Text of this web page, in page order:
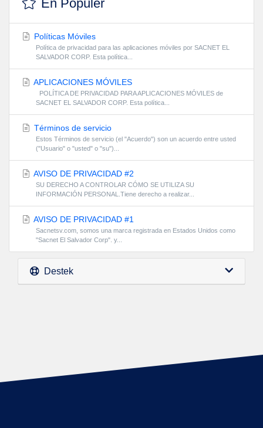
En Popüler
Políticas Móviles
Política de privacidad para las aplicaciones móviles por SACNET EL
SALVADOR CORP. Esta política...
APLICACIONES MÓVILES
POLÍTICA DE PRIVACIDAD PARA APLICACIONES MÓVILES de
SACNET EL SALVADOR CORP. Esta política...
Términos de servicio
Estos Términos de servicio (el "Acuerdo") son un acuerdo entre usted
("Usuario" o "usted" o "su")...
AVISO DE PRIVACIDAD #2
SU DERECHO A CONTROLAR CÓMO SE UTILIZA SU
INFORMACIÓN PERSONAL.Tiene derecho a realizar...
AVISO DE PRIVACIDAD #1
Sacnetsv.com, somos una marca registrada en Estados Unidos como
"Sacnet El Salvador Corp". y...
Destek